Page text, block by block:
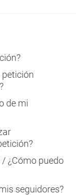
petición
de mi
/ ¿Cómo puedo
seguidores?